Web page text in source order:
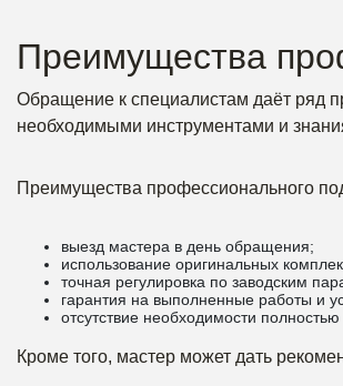
Преимущества
Обращение к специалистам даёт ряд
необходимыми инструментами и
Преимущества профессионального
выезд мастера в день обращения;
использование оригинальных
точная регулировка по заводским
гарантия на выполненные работы и
отсутствие необходимости полностью
Кроме того, мастер может дать